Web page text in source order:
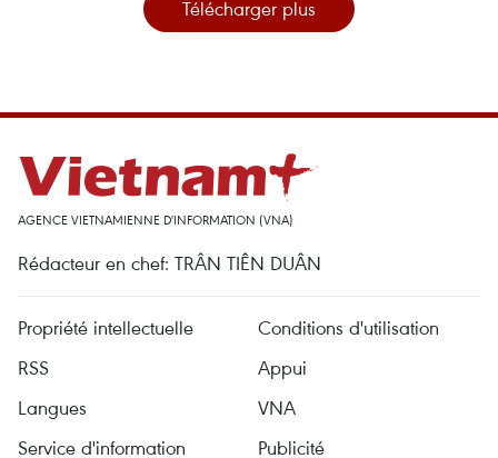
Télécharger plus
AGENCE VIETNAMIENNE D'INFORMATION (VNA)
Rédacteur en chef: TRÂN TIÊN DUÂN
Propriété intellectuelle
Conditions d'utilisation
RSS
Appui
Langues
VNA
Service d'information
Publicité